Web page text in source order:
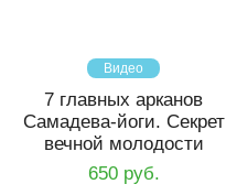
Видео
7 главных арканов
Самадева-йоги. Секрет
вечной молодости
650 руб.